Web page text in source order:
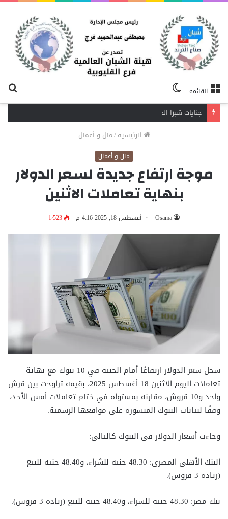
القائمة
المظلم
الرئيسية/مال و أعمال
مال و أعمال
موجة ارتفاع جديدة لسعر الدولار
بنهاية تعاملات الاثنين
Osama أغسطس 18, 2025 4:16 م 1٬523
سجل سعر الدولار ارتفاعًا أمام الجنيه في 10 بنوك مع نهاية
تعاملات اليوم الاثنين 18 أغسطس 2025، بقيمة تراوحت بين قرش
واحد و10 قروش، مقارنة بمستواه في ختام تعاملات أمس الأحد،
وفقًا لبيانات البنوك المنشورة على مواقعها الرسمية.
وجاءت أسعار الدولار في البنوك كالتالي:
البنك الأهلي المصري: 48.30 جنيه للشراء، و48.40 جنيه للبيع
(زيادة 3 قروش).
بنك مصر: 48.30 جنيه للشراء، و48.40 جنيه للبيع (زيادة 3 قروش).